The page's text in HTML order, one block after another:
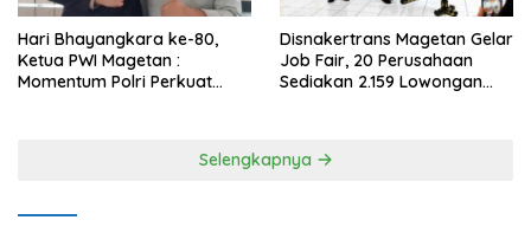
Hari Bhayangkara ke-80,
Ketua PWI Magetan :
Momentum Polri Perkuat
Disnakertrans Magetan Gelar
Job Fair, 20 Perusahaan
Sediakan 2.159 Lowongan
Selengkapnya